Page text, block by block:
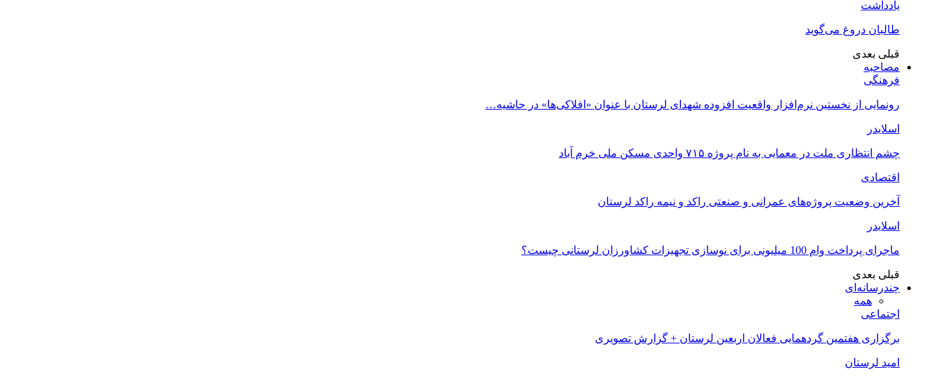
یادداشت
طالبان دروغ می‌گوید
قبلی بعدی
مصاحبه
فرهنگی
رونمایی از نخستین نرم‌افزار واقعیت افزوده شهدای لرستان با عنوان «افلاکی‌ها» در حاشیه…
اسلایدر
چشم انتظاری ملت در معمایی به نام پروژه ۷۱۵ واحدی مسکن ملی خرم آباد
اقتصادی
آخرین وضعیت پروژه‌های عمرانی و صنعتی راکد و نیمه راکد لرستان
اسلایدر
ماجرای پرداخت وام 100 میلیونی برای نوسازی تجهیزات کشاورزان لرستانی چیست؟
قبلی بعدی
چندرسانه‌ای
همه
اجتماعی
برگزاری هفتمین گردهمایی فعالان اربعین لرستان + گزارش تصویری
امید لرستان